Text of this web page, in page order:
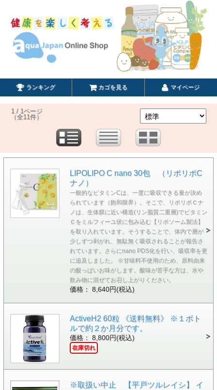
ランキング カゴを見る マイページ
1 / 1ページ
（全11件）
LIPOLIPO C nano 30包 （リポリポC
ナノ）
一般的なビタミンCは、一度に吸収できる量が決め
られています（飽和限界）。そこで、リポリポＣナ
ノは、生体膜に近い構造(リン脂質二重層)でビタミン
Ｃをミルフィーユ状に包み込む【リポソーム製法】
を取り入れています。そうすることで、体内で層が
少しずつ剥がれ、無駄無く吸収されることが報告さ
れています。さらにnano PDS化を行い、吸収率を更
に追及しました。 ※甘味料不使用のため、原料由来
の酸っぱいお味がします。酸味が苦手な方は、水や
飲み物に混ぜてお召し上がりください。
価格： 8,640円(税込)
ActiveH2 60粒 《送料無料》 ※１ボト
ルで約２か月分です。
価格： 8,800円(税込)
在庫切れ
※取扱い中止 【平戸ツルレイシ】 イ